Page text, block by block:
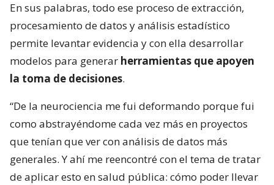
En sus palabras, todo ese proceso de extracción,
procesamiento de datos y análisis estadístico
permite levantar evidencia y con ella desarrollar
modelos para generar herramientas que apoyen
la toma de decisiones.
“De la neurociencia me fui deformando porque fui
como abstrayéndome cada vez más en proyectos
que tenían que ver con análisis de datos más
generales. Y ahí me reencontré con el tema de tratar
de aplicar esto en salud pública: cómo poder llevar